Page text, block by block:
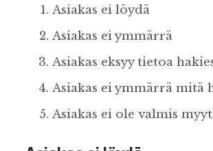
Asiakas ei löydä
Asiakas ei ymmärrä
Asiakas eksyy tietoa
Asiakas ei ymmärrä mitä
Asiakas ei ole valmis